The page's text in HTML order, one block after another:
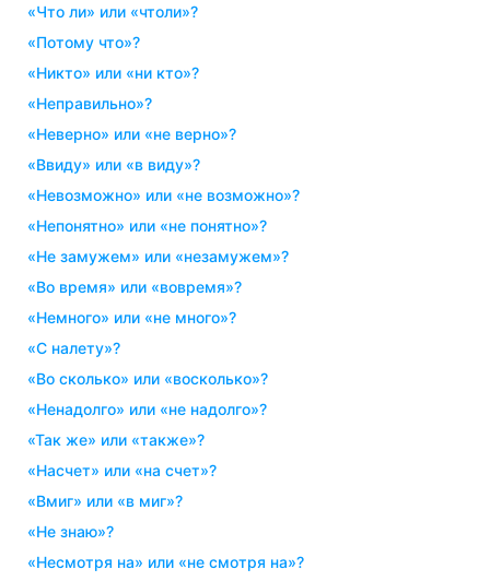
«что ли» или «чтоли»?
«потому что»?
«никто» или «ни кто»?
«неправильно»?
«неверно» или «не верно»?
«ввиду» или «в виду»?
«невозможно» или «не возможно»?
«непонятно» или «не понятно»?
«не замужем» или «незамужем»?
«во время» или «вовремя»?
«немного» или «не много»?
«с налету»?
«во сколько» или «восколько»?
«ненадолго» или «не надолго»?
«так же» или «также»?
«насчет» или «на счет»?
«вмиг» или «в миг»?
«не знаю»?
«несмотря на» или «не смотря на»?